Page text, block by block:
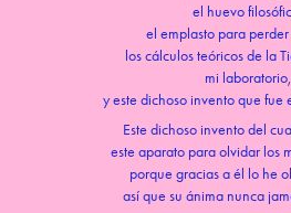
el huevo
el emplasto para
los cálculos teóricos de la
mi laboratorio,
y este dichoso invento que fue
Este dichoso invento del
este aparato para olvidar los
porque gracias a él lo he
así que su ánima nunca